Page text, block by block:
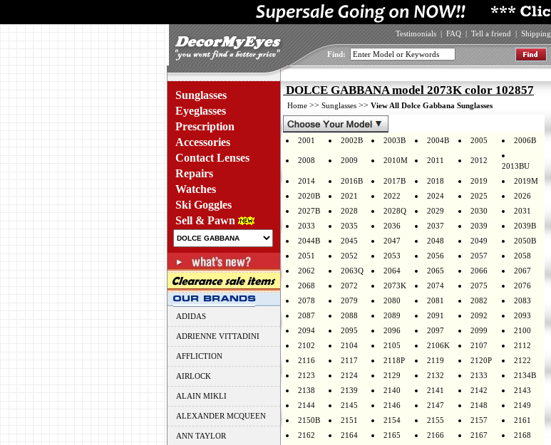
Testimonials | FAQ | Tell a friend | Shipping
Find:
Sunglasses
Eyeglasses
Prescription
Accessories
Contact Lenses
Repairs
Watches
Ski Goggles
Sell & Pawn
ADIDAS
ADRIENNE VITTADINI
AFFLICTION
AIRLOCK
ALAIN MIKLI
ALEXANDER MCQUEEN
ANN TAYLOR
DOLCE GABBANA model 2073K color 102857
Home >> Sunglasses >> View All Dolce Gabbana Sunglasses
2001 2002B 2003B 2004B 2005 2006B
2008 2009 2010M 2011 2012
2013BU
2014
2016B 2017B 2018 2019
2019M
2020B
2021 2022 2024 2025
2026
2027B
2028 2028Q 2029 2030
2031
2033
2035 2036 2037 2039
2039B
2044B
2045 2047 2048 2049
2050B
2051
2052 2053 2056 2057
2058
2062
2063Q 2064 2065 2066
2067
2068
2072 2073K 2074 2075
2076
2078
2079 2080 2081 2082
2083
2087
2088 2089 2091 2092
2093
2094
2095 2096 2097 2099
2100
2102
2104 2105 2106K 2107
2112
2116
2117 2118P 2119 2120P
2122
2123
2124 2129 2132 2133
2134B
2138
2139 2140 2141 2142
2143
2144
2145 2146 2147 2148
2149
2150B
2151 2154 2155 2157
2161
2162
2164 2165 2166 2167
2168